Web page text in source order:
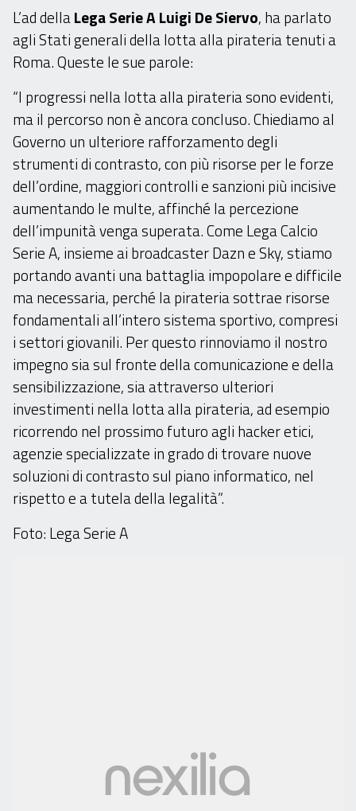
L’ad dellaLega Serie A Luigi De Siervo, ha parlato
agli Stati generali della lotta alla pirateria tenuti a
Roma. Queste le sue parole:
“I progressi nella lotta alla pirateria sono evidenti,
ma il percorso non è ancora concluso. Chiediamo al
Governo un ulteriore rafforzamento degli
strumenti di contrasto, con più risorse per le forze
dell’ordine, maggiori controlli e sanzioni più incisive
aumentando le multe, affinché la percezione
dell’impunità venga superata. Come Lega Calcio
Serie A, insieme ai broadcaster Dazn e Sky, stiamo
portando avanti una battaglia impopolare e difficile
ma necessaria, perché la pirateria sottrae risorse
fondamentali all’intero sistema sportivo, compresi
i settori giovanili. Per questo rinnoviamo il nostro
impegno sia sul fronte della comunicazione e della
sensibilizzazione, sia attraverso ulteriori
investimenti nella lotta alla pirateria, ad esempio
ricorrendo nel prossimo futuro agli hacker etici,
agenzie specializzate in grado di trovare nuove
soluzioni di contrasto sul piano informatico, nel
rispetto e a tutela della legalità”.
Foto: Lega Serie A